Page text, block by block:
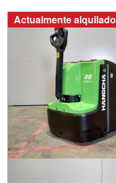
Actualmente alquilado